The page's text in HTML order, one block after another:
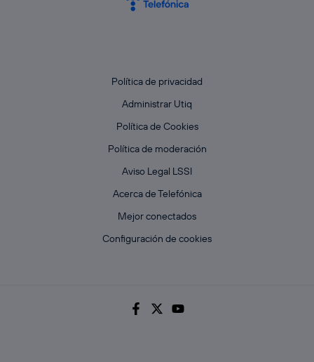
Política de privacidad
Administrar Utiq
Política de Cookies
Política de moderación
Aviso Legal LSSI
Acerca de Telefónica
Mejor conectados
Configuración de cookies